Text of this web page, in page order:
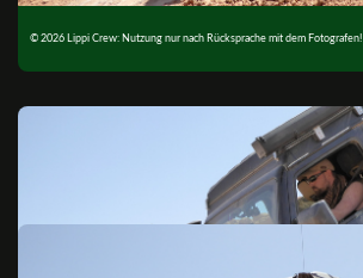
© 2026 Lippi Crew: Nutzung nur nach Rücksprache mit dem Fotografen!